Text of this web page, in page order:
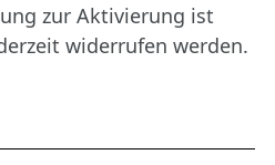
zur Aktivierung ist
widerrufen werden.